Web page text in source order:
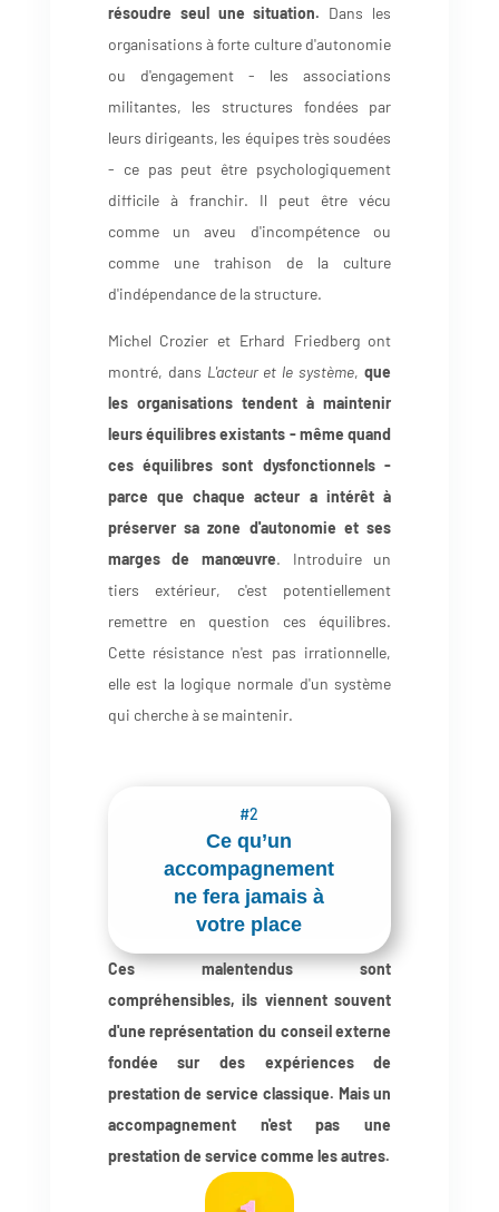
résoudre seul une situation. Dans les
organisations à forte culture d'autonomie
ou d'engagement - les associations
militantes, les structures fondées par
leurs dirigeants, les équipes très soudées
- ce pas peut être psychologiquement
difficile à franchir. Il peut être vécu
comme un aveu d'incompétence ou
comme une trahison de la culture
d'indépendance de la structure.
Michel Crozier et Erhard Friedberg ont
montré, dans L'acteur et le système,que
les organisations tendent à maintenir
leurs équilibres existants - même quand
ces équilibres sont dysfonctionnels -
parce que chaque acteur a intérêt à
préserver sa zone d'autonomie et ses
marges de manœuvre. Introduire un
tiers extérieur, c'est potentiellement
remettre en question ces équilibres.
Cette résistance n'est pas irrationnelle,
elle est la logique normale d'un système
qui cherche à se maintenir.
#2
Ce qu’un
accompagnement
ne fera jamais à
votre place
Ces malentendus sont
compréhensibles, ils viennent souvent
d'une représentation du conseil externe
fondée sur des expériences de
prestation de service classique. Mais un
accompagnement n'est pas une
prestation de service comme les autres.